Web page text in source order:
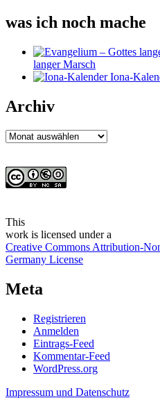
was ich noch mache
langer Marsch
Iona-
Archiv
Archiv
This
work is licensed under a
Creative Commons Attribution-
Germany License
Meta
Registrieren
Anmelden
Eintrags-Feed
Kommentar-Feed
WordPress.org
Impressum und Datenschutz